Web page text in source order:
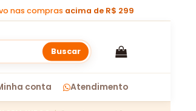
nas compras acima de R$ 299
Buscar
conta Atendimento